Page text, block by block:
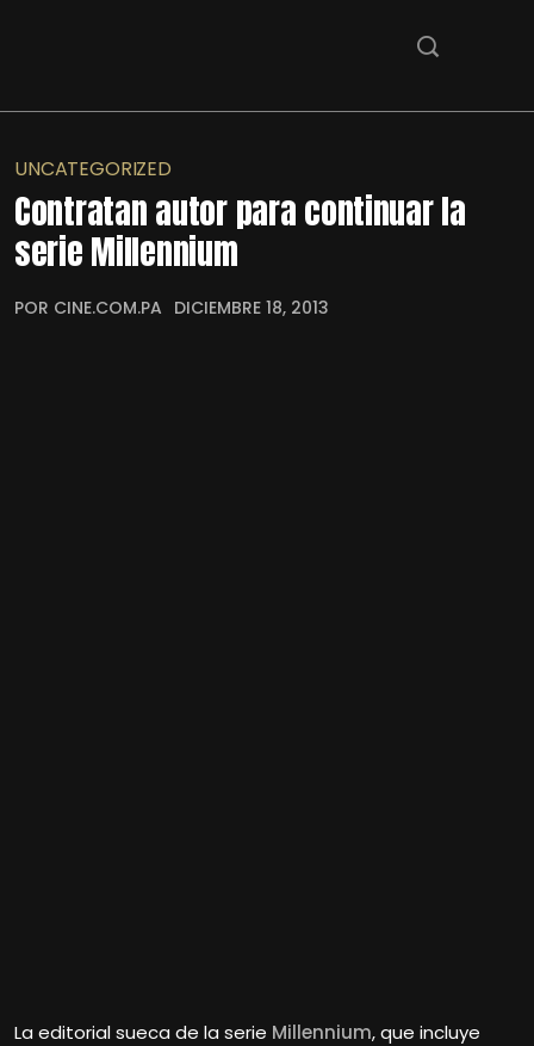
UNCATEGORIZED
Contratan autor para continuar la
serie Millennium
POR CINE.COM.PA DICIEMBRE 18, 2013
La editorial sueca de la serie Millennium, que incluye